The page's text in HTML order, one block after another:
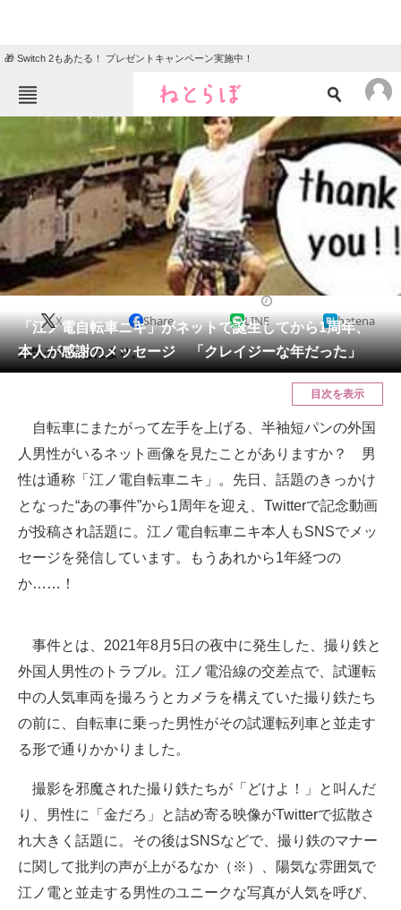
🎁 Switch 2もあたる！ プレゼントキャンペーン実施中！
ねとらぼメニュー
ニュース
エンタメ クイズ
グルメ 地域
住まい 教育・育児
動物 リサーチ
会員記事
メディア
ITの今と未来を見通す
スマホと通信の最新トレンド
進化するPCとデバイスの未来
好きが集まる 比べて選べる
企業ITのトレンドを詳説
経営リーダーのコミュニティ
マーケ×ITの今がよく分かる
ITエンジニア向け専門サイト
企業向けIT製品の総合サイト
IT製品の技術・比較・事例
製造業のIT導入・活用を支援
「江ノ電自転車ニキ」がネットで誕生してから1周年、
本人が感謝のメッセージ 「クレイジーな年だった」
X Share LINE hatena
元気そうでなにより。
目次を表示
自転車にまたがって左手を上げる、半袖短パンの外国
人男性がいるネット画像を見たことがありますか？ 男
性は通称「江ノ電自転車ニキ」。先日、話題のきっかけ
となった“あの事件”から1周年を迎え、Twitterで記念動画
が投稿され話題に。江ノ電自転車ニキ本人もSNSでメッ
セージを発信しています。もうあれから1年経つの
か……！
事件とは、2021年8月5日の夜中に発生した、撮り鉄と
外国人男性のトラブル。江ノ電沿線の交差点で、試運転
中の人気車両を撮ろうとカメラを構えていた撮り鉄たち
の前に、自転車に乗った男性がその試運転列車と並走す
る形で通りかかりました。
撮影を邪魔された撮り鉄たちが「どけよ！」と叫んだ
り、男性に「金だろ」と詰め寄る映像がTwitterで拡散さ
れ大きく話題に。その後はSNSなどで、撮り鉄のマナー
に関して批判の声が上がるなか（※）、陽気な雰囲気で
江ノ電と並走する男性のユニークな写真が人気を呼び、